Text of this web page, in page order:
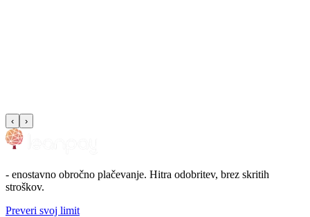
‹ ›
- enostavno obročno plačevanje. Hitra odobritev, brez skritih
stroškov.
Preveri svoj limit